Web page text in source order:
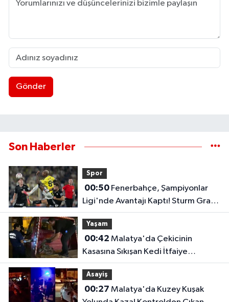
Gönder
Son Haberler
Spor
00:50Fenerbahçe, Şampiyonlar
Ligi'nde Avantajı Kaptı! Sturm Graz'ı
2-0 Mağlup Etti
Yaşam
00:42
Kasasına Sıkışan Kedi İtfaiye
Ekiplerince Kurtarıldı
Asayiş
00:27